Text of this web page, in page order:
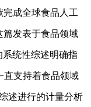
完成全球食品人工
篇发表于食品领域
系统性综述明确指
直支持着食品领域
述进行的计量分析